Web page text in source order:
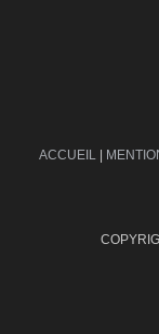
ACCUEIL |